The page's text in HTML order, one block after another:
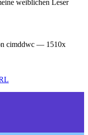
weiblichen Leser
cimddwc — 1510x